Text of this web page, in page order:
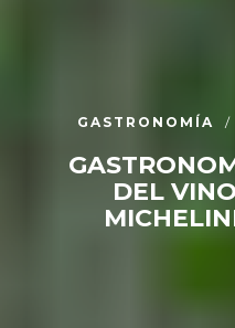
GASTRONOMÍA
DEL